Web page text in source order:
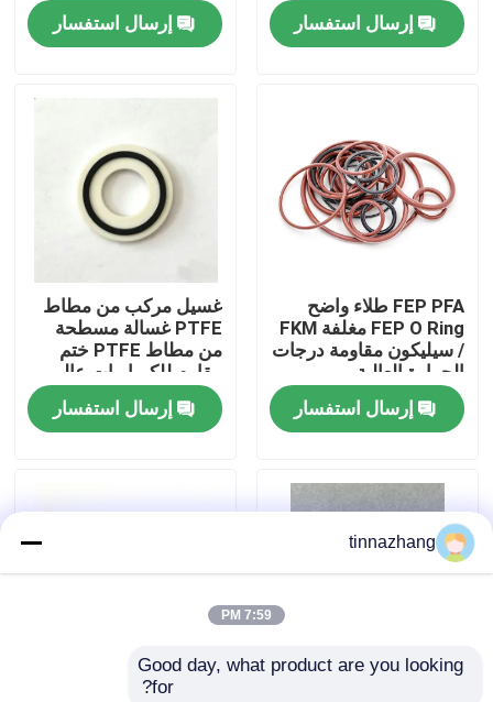
معلومات عنا
مراقبة الجودة
اتصل بنا
اطلب اقتباس
مطّاط زيت ختم صوف
السيارات الأختام النفط
إرسال استفسار
إرسال استفسار
FEP PFA طلاء واضح
FEP O Ring مغلفة FKM
/ سيليكون مقاومة درجات
الحرارة العالية
إرسال استفسار
غسيل مركب من مطاط
PTFE غسالة مسطحة
من مطاط PTFE ختم
مقاوم للكيماويات عالي
الدقة
إرسال استفسار
FKM75 O-Ring.
tinnazhang
7:59 PM
Good day, what product are you looking
for?